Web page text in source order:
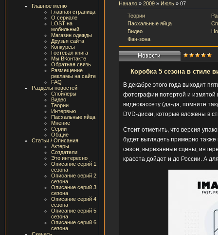
Главное меню
Главная страница
О сериале
LOST на
мобильный
Магазин одежды
Друзья сайта
Конкурсы
Гостевая книга
Мы ВКонтакте
Обратная связь
Размещение
рекламы на сайте
FAQ
Разделы новостей
Спойлеры
Видео
Теории
Интервью
Пасхальные яйца
Мнение
Серии
Общие
Статьи / Описания
Актеры
Создатели
Это интересно
Описание серий 1
сезона
Описание серий 2
сезона
Описание серий 3
сезона
Описание серий 4
сезона
Описание серий 5
сезона
Описание серий 6
сезона
Начало » 2009 » Июль » 07
Теории
Пасхальные яйца
Видео
Фан-зона
Коробка 5 сезона в стиле
В декабре этого года выходит
фотографии потертой и измятой
видеокассету (да-да, помните
DVD-диски, которые вложены в
Стоит отметить, что версия
будет выглядеть примерно также
сезон, вырезанные сцены,
красота дойдет и до России. А